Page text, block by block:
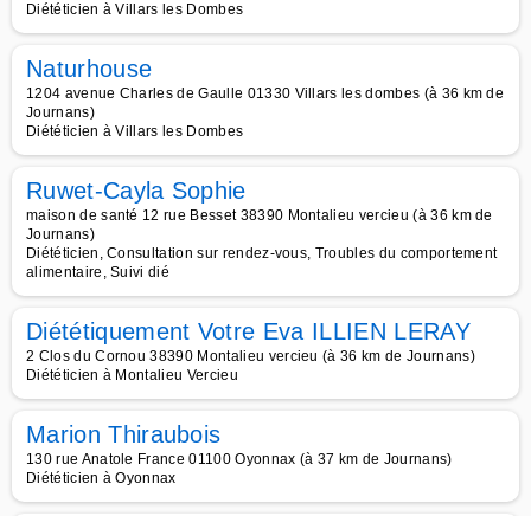
Diététicien à Villars les Dombes
Naturhouse
1204 avenue Charles de Gaulle 01330 Villars les dombes (à 36 km de
Journans)
Diététicien à Villars les Dombes
Ruwet-Cayla Sophie
maison de santé 12 rue Besset 38390 Montalieu vercieu (à 36 km de
Journans)
Diététicien, Consultation sur rendez-vous, Troubles du comportement
alimentaire, Suivi dié
Diététiquement Votre Eva ILLIEN LERAY
2 Clos du Cornou 38390 Montalieu vercieu (à 36 km de Journans)
Diététicien à Montalieu Vercieu
Marion Thiraubois
130 rue Anatole France 01100 Oyonnax (à 37 km de Journans)
Diététicien à Oyonnax